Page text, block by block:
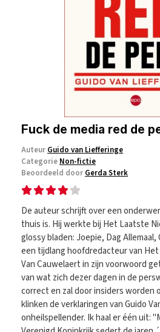
Fuck de media red de
Auteur Guido van Liefferinge
Categorie Non-fictie
Beoordeeld door Gerda Sterk
De auteur schrijft over een
thuis is. Hij werkte bij Het Laatste
glossy bladen: Joepie, Dag Allemaal,
een tijdlang hoofdredacteur van Het
Van Cauwelaert in zijn voorwoord
van wat zich dezer dagen in de
correct en zal door insiders worden
klinken de verklaringen van Guido
onheilspellender. Ik haal er één uit: